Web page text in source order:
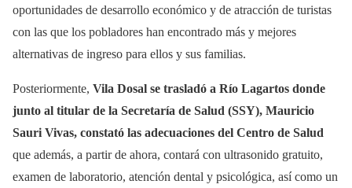
oportunidades de desarrollo económico y de atracción de turistas
con las que los pobladores han encontrado más y mejores
alternativas de ingreso para ellos y sus familias.
Posteriormente, Vila Dosal se trasladó a Río Lagartos donde
junto al titular de la Secretaría de Salud (SSY), Mauricio
Sauri Vivas, constató las adecuaciones del Centro de Salud
que además, a partir de ahora, contará con ultrasonido gratuito,
examen de laboratorio, atención dental y psicológica, así como un